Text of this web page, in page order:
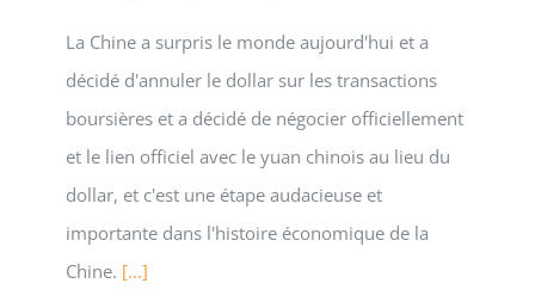
La Chine a surpris le monde aujourd'hui et a
décidé d'annuler le dollar sur les transactions
boursières et a décidé de négocier officiellement
et le lien officiel avec le yuan chinois au lieu du
dollar, et c'est une étape audacieuse et
importante dans l'histoire économique de la
Chine. [...]